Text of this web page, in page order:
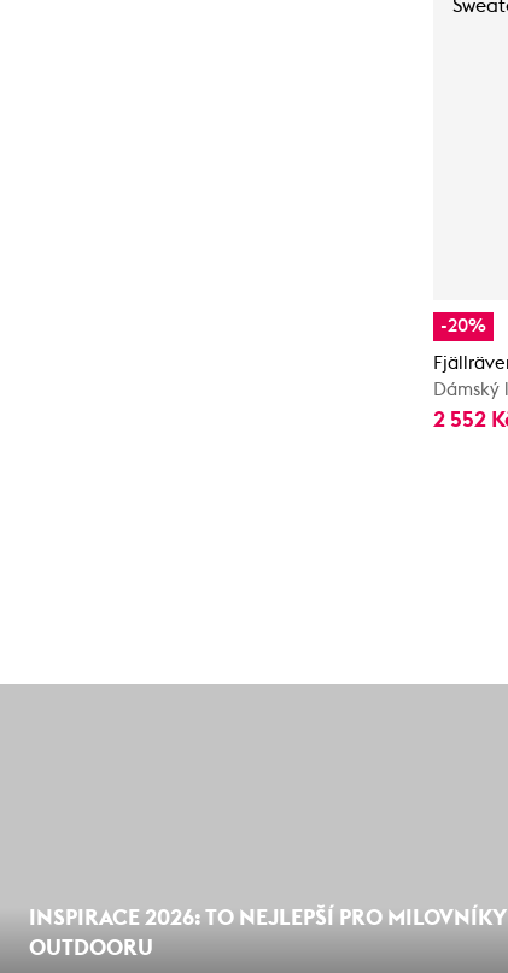
-20%
2 552
INSPIRACE 2026: TO NEJLEPŠÍ PRO MILOVNÍKY
OUTDOORU